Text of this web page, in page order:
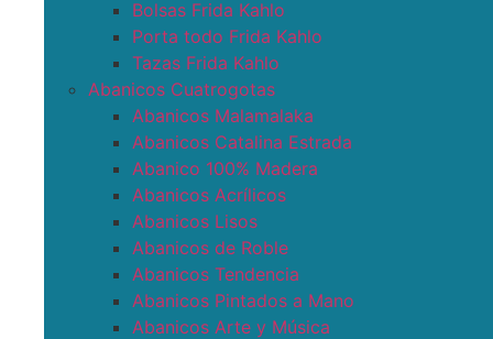
Bolsas Frida Kahlo
Porta todo Frida Kahlo
Tazas Frida Kahlo
Abanicos Cuatrogotas
Abanicos Malamalaka
Abanicos Catalina Estrada
Abanico 100% Madera
Abanicos Acrílicos
Abanicos Lisos
Abanicos de Roble
Abanicos Tendencia
Abanicos Pintados a Mano
Abanicos Arte y Música